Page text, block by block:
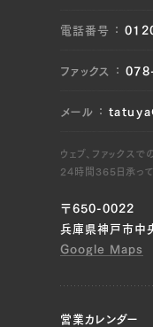
電話番号
ファックス
メール
ウェブ、ファックスで
24時間365日承って
〒650-0022
兵庫県神戸市
Google Maps
営業カレンダー